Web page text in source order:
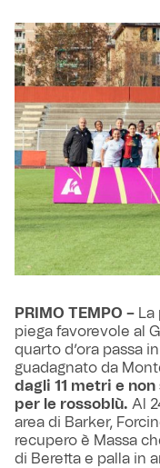
PRIMO TEMPO –
piega favorevole al
quarto d’ora passa
guadagnato da
dagli 11 metri e non
per le rossoblù. Al
area di Barker,
recupero è Massa
di Beretta e palla in